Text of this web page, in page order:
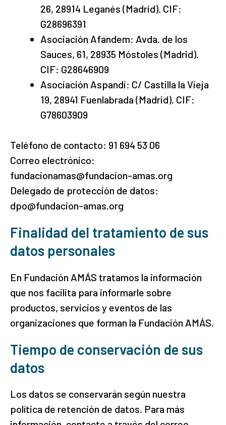
26, 28914 Leganés (Madrid). CIF:
G28696391
Asociación Afandem: Avda. de los
Sauces, 61, 28935 Móstoles (Madrid).
CIF: G28646909
Asociación Aspandi: C/ Castilla la Vieja
19, 28941 Fuenlabrada (Madrid). CIF:
G78603909
Teléfono de contacto: 91 694 53 06
Correo electrónico:
fundacionamas@fundacion-amas.org
Delegado de protección de datos:
dpo@fundacion-amas.org
Finalidad del tratamiento de sus
datos personales
En Fundación AMÁS tratamos la información
que nos facilita para informarle sobre
productos, servicios y eventos de las
organizaciones que forman la Fundación AMÁS.
Tiempo de conservación de sus
datos
Los datos se conservarán según nuestra
política de retención de datos. Para más